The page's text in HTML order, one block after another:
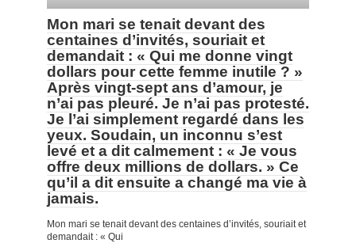
Mon mari se tenait devant des
centaines d’invités, souriait et
demandait : « Qui me donne vingt
dollars pour cette femme inutile ? »
Après vingt-sept ans d’amour, je
n’ai pas pleuré. Je n’ai pas protesté.
Je l’ai simplement regardé dans les
yeux. Soudain, un inconnu s’est
levé et a dit calmement : « Je vous
offre deux millions de dollars. » Ce
qu’il a dit ensuite a changé ma vie à
jamais.
Mon mari se tenait devant des centaines d’invités, souriait et
demandait : « Qui